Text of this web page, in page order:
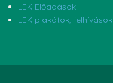
LEK Előadások
LEK plakátok, felhívások